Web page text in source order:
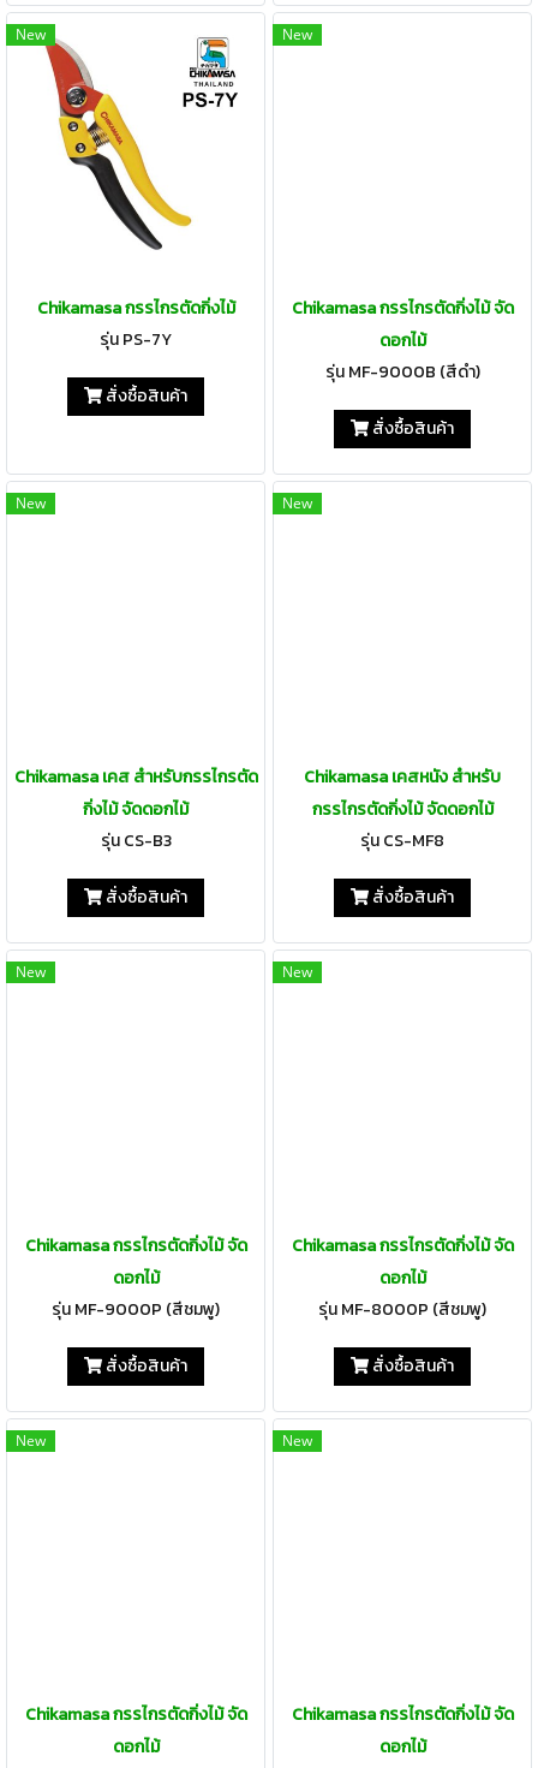
New
Chikamasa กรรไกรตัดกิ่งไม้
รุ่น PS-7Y
สั่งซื้อสินค้า
New
Chikamasa กรรไกรตัดกิ่งไม้ จัด
ดอกไม้
รุ่น MF-9000B (สีดำ)
สั่งซื้อสินค้า
New
Chikamasa เคส สำหรับกรรไกรตัด
กิ่งไม้ จัดดอกไม้
รุ่น CS-B3
สั่งซื้อสินค้า
New
Chikamasa เคสหนัง สำหรับ
กรรไกรตัดกิ่งไม้ จัดดอกไม้
รุ่น CS-MF8
สั่งซื้อสินค้า
New
Chikamasa กรรไกรตัดกิ่งไม้ จัด
ดอกไม้
รุ่น MF-9000P (สีชมพู)
สั่งซื้อสินค้า
New
Chikamasa กรรไกรตัดกิ่งไม้ จัด
ดอกไม้
รุ่น MF-8000P (สีชมพู)
สั่งซื้อสินค้า
New
Chikamasa กรรไกรตัดกิ่งไม้ จัด
ดอกไม้
New
Chikamasa กรรไกรตัดกิ่งไม้ จัด
ดอกไม้